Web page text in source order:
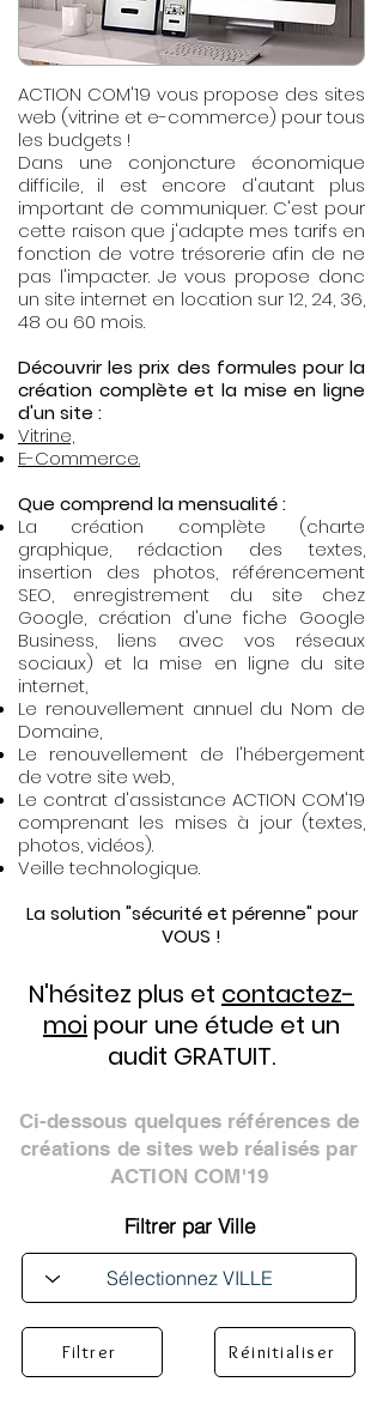
ACTION COM'19 vous propose des sites
web (vitrine et e-commerce) pour tous
les budgets !
Dans une conjoncture économique
difficile, il est encore d'autant plus
important de communiquer. C'est pour
cette raison que j'adapte mes tarifs en
fonction de votre trésorerie afin de ne
pas l'impacter. Je vous propose donc
un site internet en location sur 12, 24, 36,
48 ou 60 mois.
Découvrir les prix des formules pour la
création complète et la mise en ligne
d'un site :
Vitrine,
E-Commerce.
Que comprend la mensualité :
La création complète (charte
graphique, rédaction des textes,
insertion des photos, référencement
SEO, enregistrement du site chez
Google, création d'une fiche Google
Business, liens avec vos réseaux
sociaux) et la mise en ligne du site
internet,
Le renouvellement annuel du Nom de
Domaine,
Le renouvellement de l'hébergement
de votre site web,
Le contrat d'assistance ACTION COM'19
comprenant les mises à jour (textes,
photos, vidéos).
Veille technologique.
La solution "sécurité et pérenne" pour
VOUS !
N'hésitez plus et contactez-
moi pour une étude et un
audit GRATUIT.
Ci-dessous quelques références de
créations de sites web réalisés par
ACTION COM'19
Filtrer par Ville
Filtrer Réinitialiser